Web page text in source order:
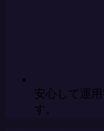
安心して運
す。